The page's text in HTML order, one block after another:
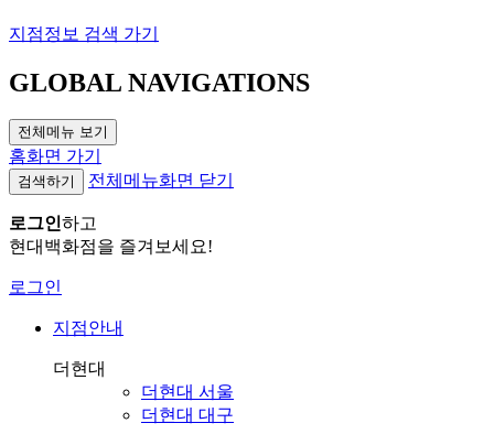
지점정보 검색 가기
GLOBAL NAVIGATIONS
전체메뉴 보기
홈화면 가기
검색하기 전체메뉴화면 닫기
로그인하고
현대백화점을 즐겨보세요!
로그인
지점안내
더현대
더현대 서울
더현대 대구